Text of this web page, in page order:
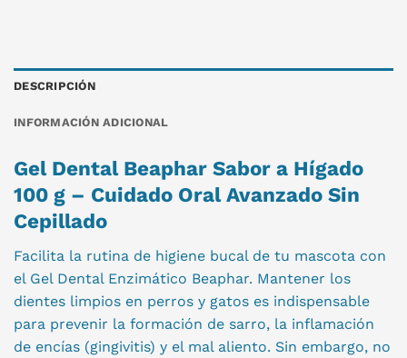
DESCRIPCIÓN
INFORMACIÓN ADICIONAL
Gel Dental Beaphar Sabor a Hígado
100 g – Cuidado Oral Avanzado Sin
Cepillado
Facilita la rutina de higiene bucal de tu mascota con
el Gel Dental Enzimático Beaphar. Mantener los
dientes limpios en perros y gatos es indispensable
para prevenir la formación de sarro, la inflamación
de encías (gingivitis) y el mal aliento. Sin embargo, no